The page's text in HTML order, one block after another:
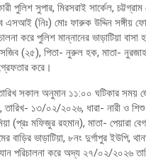
পুলিশ সুপার, মিরসরাই সার্কেল, চট্টগ্রাম
এসআই (নিঃ) মোঃ ফারুক উদ্দিন
করে পুলিশ মান্নানের ভাড়াটিয়া
(২৫), পিতা- নুরুল হক, মাতা-
করে।
সকাল অনুমান ১১:০০ ঘটিকার সময়
তারিখ- ১৩/০২/২০২৬, ধারা- নারী ও
মফিজুর রহমান), মাতা- পেয়ারা
বাড়ির ভাড়াটিয়া, ৮নং দুর্গাপুর ইউপি,
পরিচালনা করে অদ্য ২৭/০২/২০২৬